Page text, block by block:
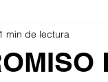
min de lectura